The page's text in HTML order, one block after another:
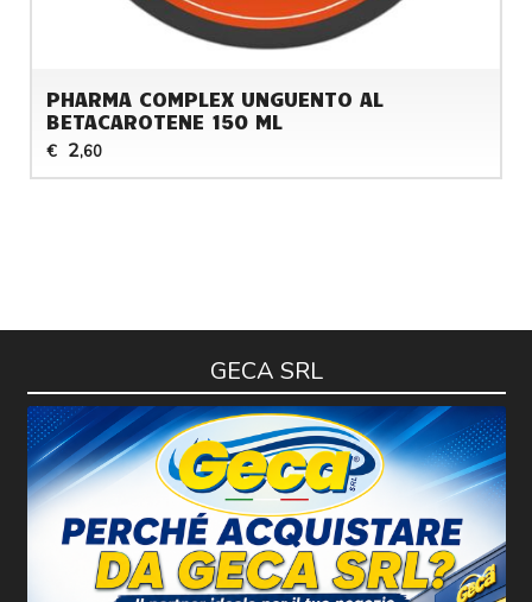
PHARMA COMPLEX UNGUENTO AL
BETACAROTENE 150 ML
€ 2,60
GECA SRL